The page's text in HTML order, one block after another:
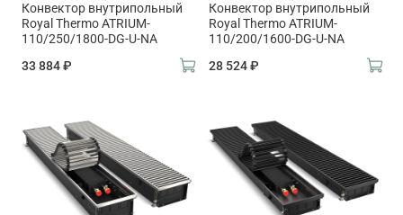
Конвектор внутрипольный
Royal Thermo ATRIUM-
110/250/1800-DG-U-NA
33 884 ₽
Конвектор внутрипольный
Royal Thermo ATRIUM-
110/200/1600-DG-U-NA
28 524 ₽